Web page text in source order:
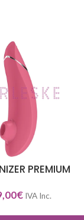
PREMIUM
€ IVA Inc.